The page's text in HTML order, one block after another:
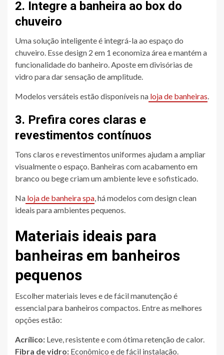
2. Integre a banheira ao box do
chuveiro
Uma solução inteligente é integrá-la ao espaço do
chuveiro. Esse design 2 em 1 economiza área e mantém a
funcionalidade do banheiro. Aposte em divisórias de
vidro para dar sensação de amplitude.
Modelos versáteis estão disponíveis na loja de banheiras.
3. Prefira cores claras e
revestimentos contínuos
Tons claros e revestimentos uniformes ajudam a ampliar
visualmente o espaço. Banheiras com acabamento em
branco ou bege criam um ambiente leve e sofisticado.
Na loja de banheira spa, há modelos com design clean
ideais para ambientes pequenos.
Materiais ideais para
banheiras em banheiros
pequenos
Escolher materiais leves e de fácil manutenção é
essencial para banheiros compactos. Entre as melhores
opções estão:
Acrílico: Leve, resistente e com ótima retenção de calor.
Fibra de vidro: Econômico e de fácil instalação.